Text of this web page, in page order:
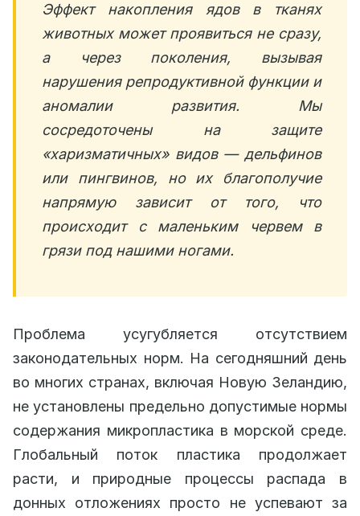
Эффект накопления ядов в тканях
животных может проявиться не сразу,
а через поколения, вызывая
нарушения репродуктивной функции и
аномалии развития. Мы
сосредоточены на защите
«харизматичных» видов — дельфинов
или пингвинов, но их благополучие
напрямую зависит от того, что
происходит с маленьким червем в
грязи под нашими ногами.
Проблема усугубляется отсутствием
законодательных норм. На сегодняшний день
во многих странах, включая Новую Зеландию,
не установлены предельно допустимые нормы
содержания микропластика в морской среде.
Глобальный поток пластика продолжает
расти, и природные процессы распада в
донных отложениях просто не успевают за